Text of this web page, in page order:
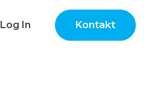
Log In Kontakt